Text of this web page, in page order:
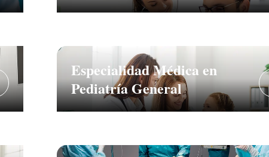
Especialidad Médica en
Pediatría General